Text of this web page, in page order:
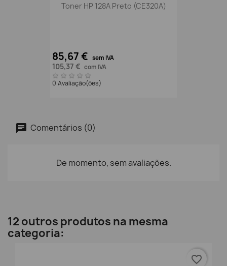
Toner HP 128A Preto (CE320A)
85,67 € sem IVA
105,37 € com IVA
0 Avaliação(ões)
Comentários (0)
De momento, sem avaliações.
12 outros produtos na mesma
categoria:
favorite_border